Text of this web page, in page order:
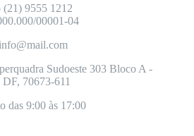
(21) 9555 1212
00001-04
Sudoeste 303 Bloco A -
70673-611
das 9:00 às 17:00